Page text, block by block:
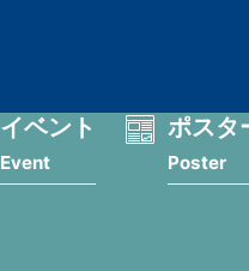
イベント
Event
ポスタ
Poster